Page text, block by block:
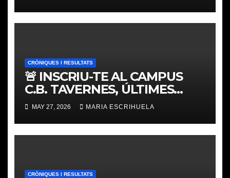
CRÒNIQUES I RESULTATS
🚨 INSCRIU-TE AL CAMPUS
C.B. TAVERNES, ÚLTIMES
PLACES
MAY 27, 2026 MARIA ESCRIHUELA
CRÒNIQUES I RESULTATS